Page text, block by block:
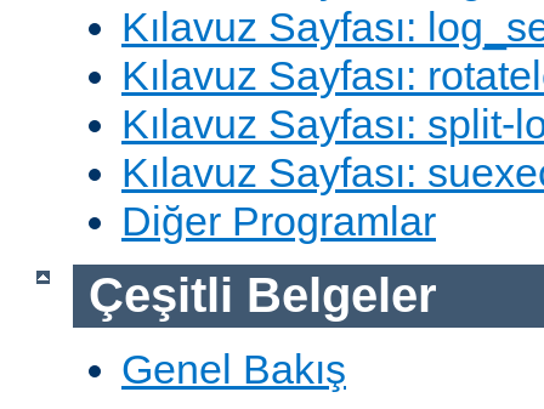
Kılavuz Sayfası:
Kılavuz Sayfası:
Kılavuz Sayfası: split-
Kılavuz Sayfası:
Diğer Programlar
Çeşitli Belgeler
Genel Bakış